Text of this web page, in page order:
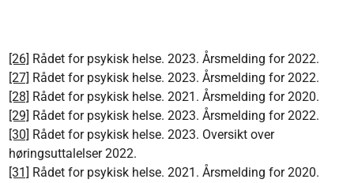
[26] Rådet for psykisk helse. 2023. Årsmelding for 2022.
[27] Rådet for psykisk helse. 2023. Årsmelding for 2022.
[28] Rådet for psykisk helse. 2021. Årsmelding for 2020.
[29] Rådet for psykisk helse. 2023. Årsmelding for 2022.
[30] Rådet for psykisk helse. 2023. Oversikt over
høringsuttalelser 2022.
[31] Rådet for psykisk helse. 2021. Årsmelding for 2020.